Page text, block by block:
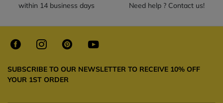
within 14 business days
Need help ? Contact us!
SUBSCRIBE TO OUR NEWSLETTER TO RECEIVE 10% OFF
YOUR 1ST ORDER